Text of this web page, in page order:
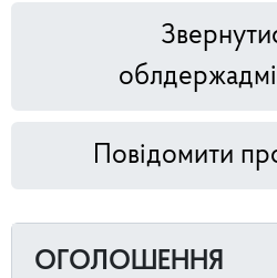
Повідомити
ОГОЛОШЕННЯ